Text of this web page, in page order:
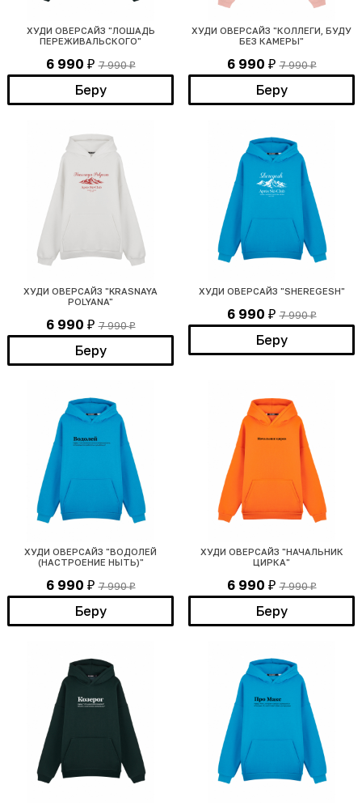
ХУДИ ОВЕРСАЙЗ "ЛОШАДЬ
ПЕРЕЖИВАЛЬСКОГО"
6 990 ₽ 7 990₽
Беру
ХУДИ ОВЕРСАЙЗ "КОЛЛЕГИ, БУДУ
БЕЗ КАМЕРЫ"
6 990 ₽ 7 990₽
Беру
ХУДИ ОВЕРСАЙЗ "KRASNAYA
POLYANA"
6 990 ₽ 7 990₽
Беру
ХУДИ ОВЕРСАЙЗ "SHEREGESH"
6 990 ₽ 7 990₽
Беру
ХУДИ ОВЕРСАЙЗ "ВОДОЛЕЙ
(НАСТРОЕНИЕ НЫТЬ)"
6 990 ₽ 7 990₽
Беру
ХУДИ ОВЕРСАЙЗ "НАЧАЛЬНИК
ЦИРКА"
6 990 ₽ 7 990₽
Беру